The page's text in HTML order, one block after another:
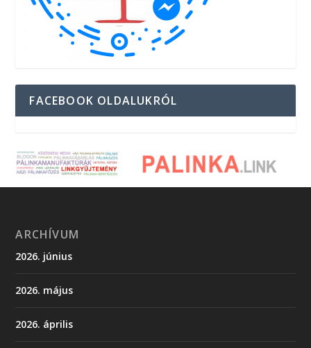
FACEBOOK OLDALUKRÓL
ARCHÍVUM
2026. június
2026. május
2026. április